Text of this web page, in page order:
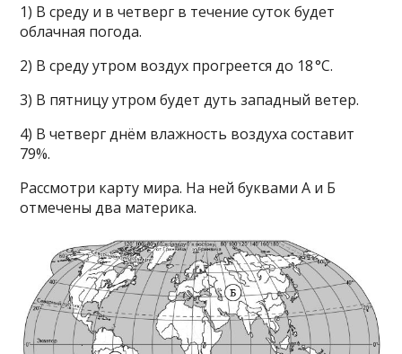
1) В среду и в четверг в течение суток будет
облачная погода.
2) В среду утром воздух прогреется до 18 °C.
3) В пятницу утром будет дуть западный ветер.
4) В четверг днём влажность воздуха составит
79%.
Рассмотри карту мира. На ней буквами А и Б
отмечены два материка.